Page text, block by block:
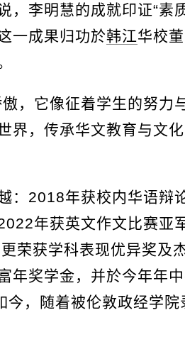
，李明慧的成就印证“素
一成果归功於韩江华校
傲，它像征着学生的努力
界，传承华文教育与文
：2018年获校内华语辩
年获英文作文比赛亚
荣获学科表现优异奖及
年奖学金，并於今年年
今，随着被伦敦政经学院